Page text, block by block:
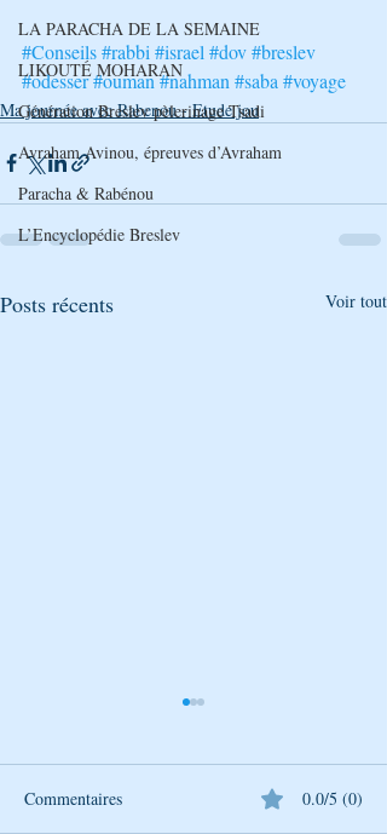
LA PARACHA DE LA SEMAINE
LIKOUTÉ MOHARAN
Génération Breslev pèlerinage Tsadi
Avraham Avinou, épreuves d’Avraham
Paracha & Rabénou
L’Encyclopédie Breslev
#Conseils#rabbi #israel #dov#breslev
#odesser#ouman#nahman #saba #voyage
Ma journée avec Rabenou - Etude jou
Posts récents Voir tout
Commentaires 0.0/5 (0)